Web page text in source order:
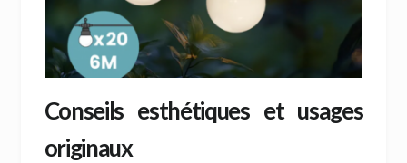
Conseils esthétiques et usages
originaux